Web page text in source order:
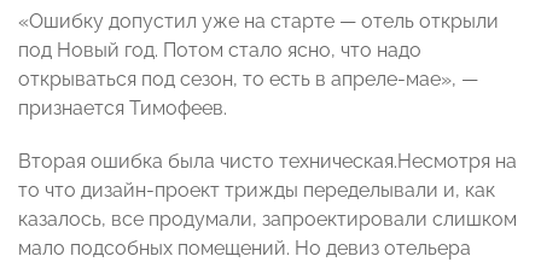
«Ошибку допустил уже на старте — отель открыли
под Новый год. Потом стало ясно, что надо
открываться под сезон, то есть в апреле-мае», —
признается Тимофеев.
Вторая ошибка была чисто техническая.Несмотря на
то что дизайн-проект трижды переделывали и, как
казалось, все продумали, запроектировали слишком
мало подсобных помещений. Но девиз отельера